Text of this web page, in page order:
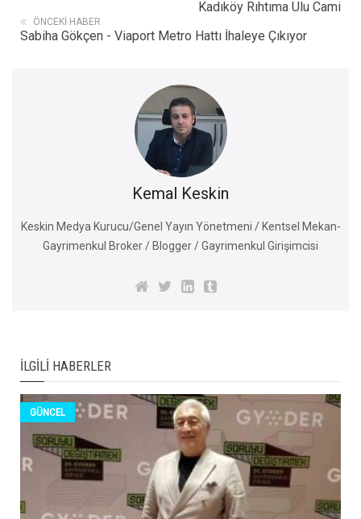
Kadıköy Rıhtıma Ulu Cami
ÖNCEKI HABER
Sabiha Gökçen - Viaport Metro Hattı İhaleye Çıkıyor
Kemal Keskin
Keskin Medya Kurucu/Genel Yayın Yönetmeni / Kentsel Mekan-
Gayrimenkul Broker / Blogger / Gayrimenkul Girişimcisi
İLGILI HABERLER
GÜNCEL